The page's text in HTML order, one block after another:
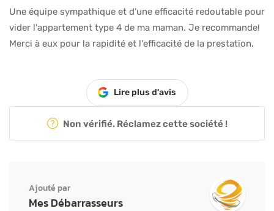
Une équipe sympathique et d'une efficacité redoutable pour
vider l'appartement type 4 de ma maman. Je recommande!
Merci à eux pour la rapidité et l'efficacité de la prestation.
Lire plus d'avis
Non vérifié. Réclamez cette société !
Ajouté par
Mes Débarrasseurs